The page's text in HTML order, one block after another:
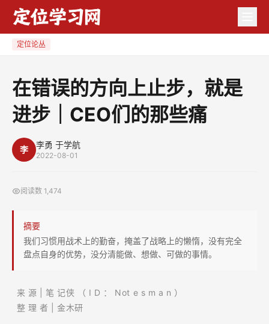
步，
定位论丛
在错误的方向上止步，就是
进步｜CEO们的那些痛
李 李勇 于学航
2022-08-01
阅读数 1,474
摘要
我们习惯用战术上的勤奋，掩盖了战略上的懒惰，没有完全
盘点自身的优势，没分清能做、想做、可做的事情。
来 源 笔记侠 （ I D ： Not e s m a n ）
整理者 |金木研